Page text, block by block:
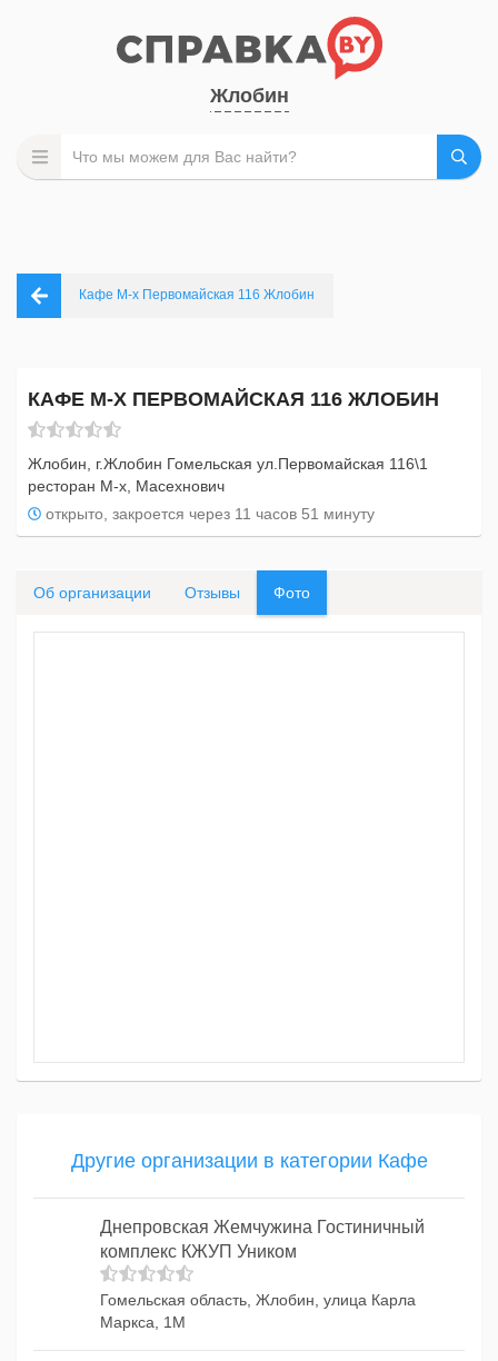
Жлобин
Кафе М-х Первомайская 116 Жлобин
КАФЕ М-Х ПЕРВОМАЙСКАЯ 116 ЖЛОБИН
Жлобин, г.Жлобин Гомельская ул.Первомайская 116\1
ресторан М-х, Масехнович
открыто, закроется через 11 часов 51 минуту
Об организации Отзывы Фото
Другие организации в категории Кафе
Днепровская Жемчужина Гостиничный
комплекс КЖУП Уником
Гомельская область, Жлобин, улица Карла
Маркса, 1М